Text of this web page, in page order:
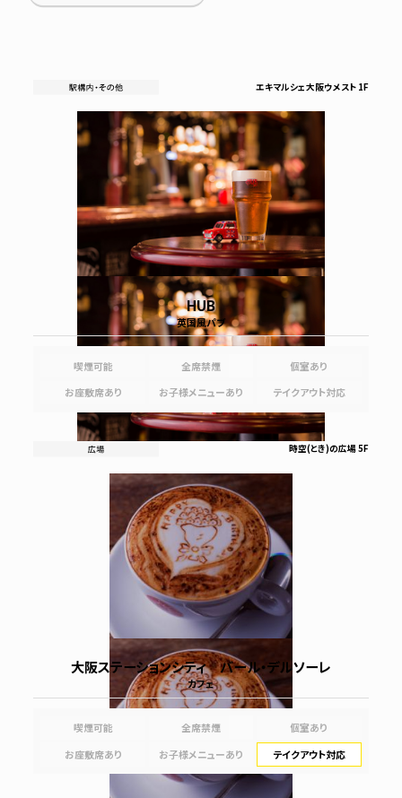
エキマルシェ大阪ウメスト 1F
HUB
英国風パブ
喫煙可能 全席禁煙
個室あり
お座敷席あり
お子様メニューあり テイクアウト対応
時空(とき)の広場 5F
大阪ステーションシティ バール・デルソーレ
カフェ
喫煙可能 全席禁煙
個室あり
お座敷席あり
お子様メニューあり テイクアウト対応